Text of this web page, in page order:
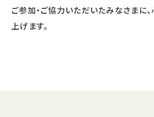
ご参加・ご協力いただいたみなさまに
上げます。